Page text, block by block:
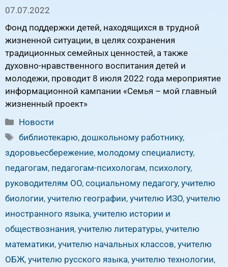
07.07.2022
Фонд поддержки детей, находящихся в трудной
жизненной ситуации, в целях сохранения
традиционных семейных ценностей, а также
духовно-нравственного воспитания детей и
молодежи, проводит 8 июля 2022 года мероприятие
информационной кампании «Семья – мой главный
жизненный проект»
Рубрики
Новости
Метки
библиотекарю,дошкольному работнику,
здоровьесбережение, молодому специалисту,
педагогам, педагогам-психологам, психологу,
руководителям ОО, социальному педагогу, учителю
биологии, учителю географии, учителю ИЗО, учителю
иностранного языка, учителю истории и
обществознания, учителю литературы, учителю
математики, учителю начальных классов, учителю
ОБЖ, учителю русского языка, учителю технологии,